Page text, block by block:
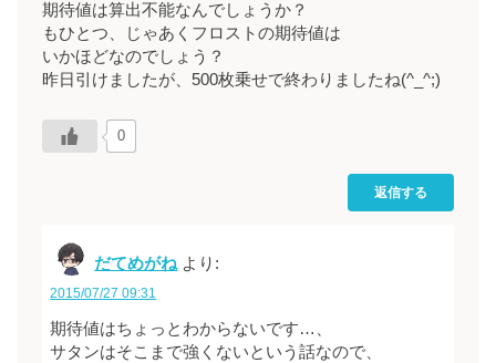
期待値は算出不能なんでしょうか？
もひとつ、じゃあくフロストの期待値は
いかほどなのでしょう？
昨日引けましたが、500枚乗せで終わりましたね(^_^;)
0
返信する
だてめがね より:
2015/07/27 09:31
期待値はちょっとわからないです…、
サタンはそこまで強くないという話なので、